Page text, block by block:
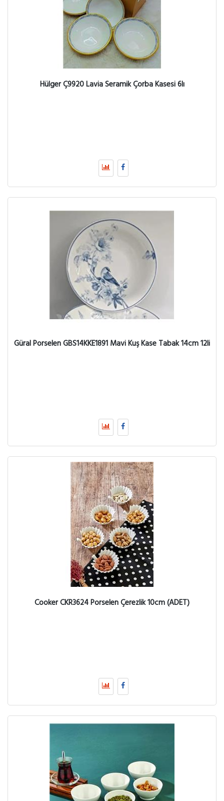
Hülger Ç9920 Lavia Seramik Çorba Kasesi 6lı
Güral Porselen GBS14KKE1891 Mavi Kuş Kase Tabak 14cm 12li
Cooker CKR3624 Porselen Çerezlik 10cm (ADET)